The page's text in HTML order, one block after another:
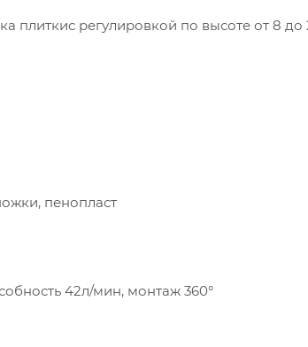
плиткис регулировкой по высоте от 8
пенопласт
42л/мин, монтаж 360°